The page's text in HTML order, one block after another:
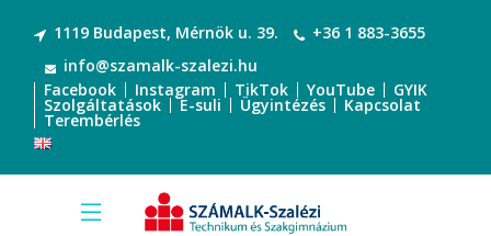
1119 Budapest, Mérnök u. 39.
+36 1 883-3655
info@szamalk-szalezi.hu
Facebook
Instagram TikTok YouTube GYIK
Szolgáltatások E-suli Ügyintézés Kapcsolat
Terembérlés